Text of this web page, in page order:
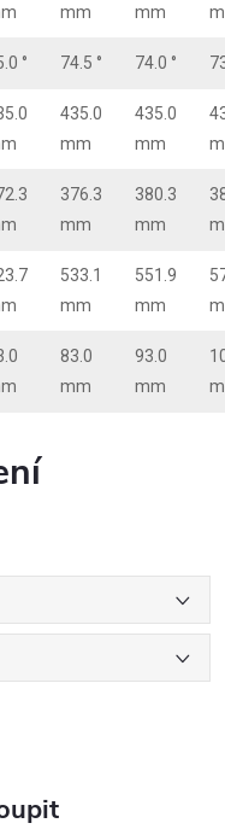
mm
mm
° 74.5 ° 74.0 °
435.0
mm
435.0
mm
376.3
mm
380.3
mm
533.1
mm
551.9
mm
83.0
mm
93.0
mm